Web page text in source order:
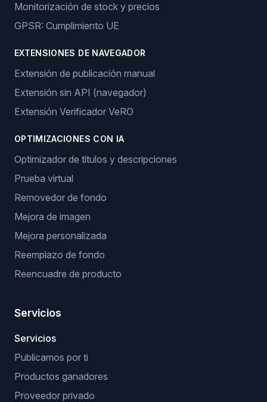
Monitorización de stock y precios
GPSR: Cumplimiento UE
EXTENSIONES DE NAVEGADOR
Extensión de publicación manual
Extensión sin API (navegador)
Extensión Verificador VeRO
OPTIMIZACIONES CON IA
Optimizador de títulos y descripciones
Prueba virtual
Removedor de fondo
Mejora de imagen
Mejora personalizada
Reemplazo de fondo
Reencuadre de producto
Servicios
Servicios
Publicamos por ti
Productos ganadores
Proveedor privado